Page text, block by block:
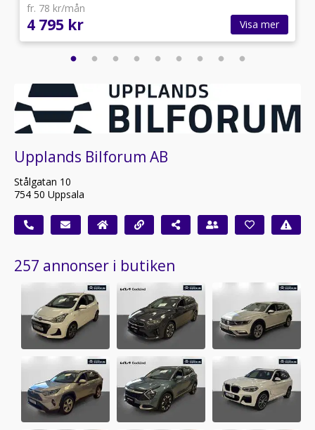
fr. 78 kr/mån
4 795 kr Visa mer
Upplands Bilforum AB
Stålgatan 10
754 50 Uppsala
257 annonser i butiken